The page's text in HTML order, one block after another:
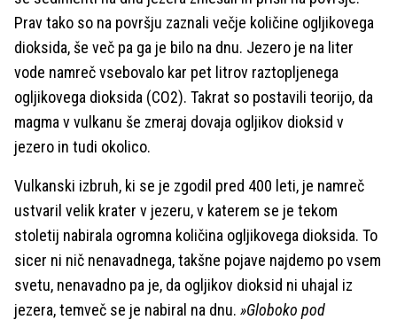
Prav tako so na površju zaznali večje količine ogljikovega
dioksida, še več pa ga je bilo na dnu. Jezero je na liter
vode namreč vsebovalo kar pet litrov raztopljenega
ogljikovega dioksida (CO2). Takrat so postavili teorijo, da
magma v vulkanu še zmeraj dovaja ogljikov dioksid v
jezero in tudi okolico.
Vulkanski izbruh, ki se je zgodil pred 400 leti, je namreč
ustvaril velik krater v jezeru, v katerem se je tekom
stoletij nabirala ogromna količina ogljikovega dioksida. To
sicer ni nič nenavadnega, takšne pojave najdemo po vsem
svetu, nenavadno pa je, da ogljikov dioksid ni uhajal iz
jezera, temveč se je nabiral na dnu. »Globoko pod